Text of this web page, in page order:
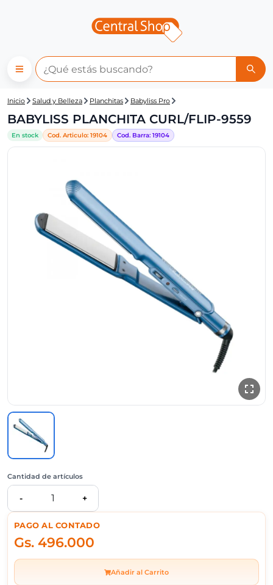
Central Shop: BABYLISS
Inicio Salud y Belleza Planchitas Babyliss Pro
BABYLISS PLANCHITA CURL/FLIP-9559
En stock Cod. Articulo: 19104 Cod. Barra: 19104
PAGO AL CONTADO
Gs. 496.000
Añadir al Carrito
Cantidad de artículos
- 1 +